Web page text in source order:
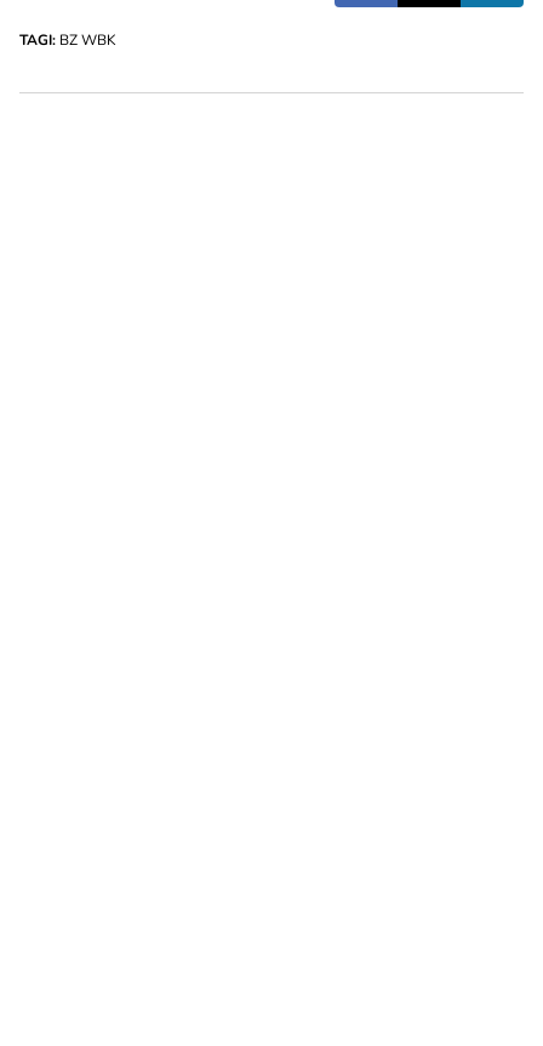
TAGI: BZ WBK